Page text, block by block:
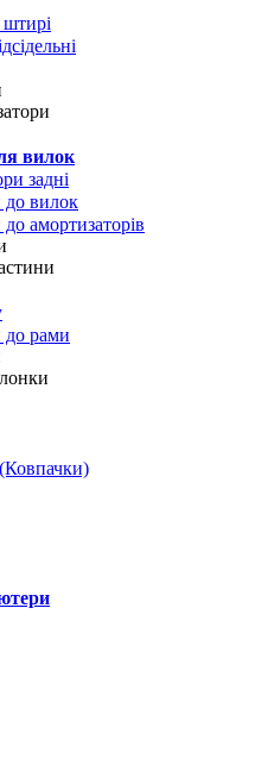
штирі
вилок
задні
до вилок
амортизаторів
до рами